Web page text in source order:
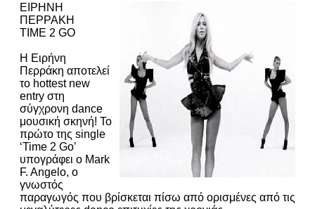
ΕΙΡΗΝΗ
ΠΕΡΡΑΚΗ
TIME 2 GO
H Ειρήνη
Περράκη αποτελεί
το hottest new
entry στη
σύγχρονη dance
μουσική σκηνή! Το
πρώτο της single
‘Time 2 Go’
υπογράφει ο Mark
F. Angelo, ο
γνωστός
παραγωγός που βρίσκεται πίσω από ορισμένες από τις